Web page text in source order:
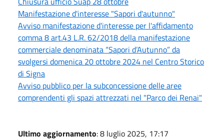
Manifestazione d'interesse "Sapori d'autunno"
Avviso manifestazione d'interesse per l'affidamento
comma 8 art.43 L.R. 62/2018 della manifestazione
commerciale denominata “Sapori d’Autunno” da
svolgersi domenica 20 ottobre 2024 nel Centro Storico
di Signa
Avviso pubblico per la subconcessione delle aree
comprendenti gli spazi attrezzati nel "Parco dei Renai"
Ultimo aggiornamento: 8 luglio 2025, 17:17